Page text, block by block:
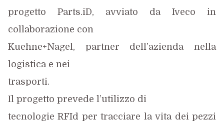
progetto Parts.iD, avviato da Iveco in
collaborazione con
Kuehne+Nagel, partner dell’azienda nella
logistica e nei
trasporti.
Il progetto prevede l’utilizzo di
tecnologie RFId per tracciare la vita dei pezzi